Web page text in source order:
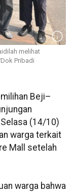
melihat
Pribadi
Beji–
Selasa (14/10)
warga terkait
Mall setelah
warga bahwa